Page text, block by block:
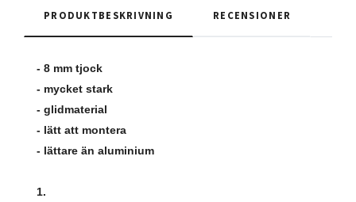
PRODUKTBESKRIVNING RECENSIONER
- 8 mm tjock
- mycket stark
- glidmaterial
- lätt att montera
- lättare än aluminium
1.